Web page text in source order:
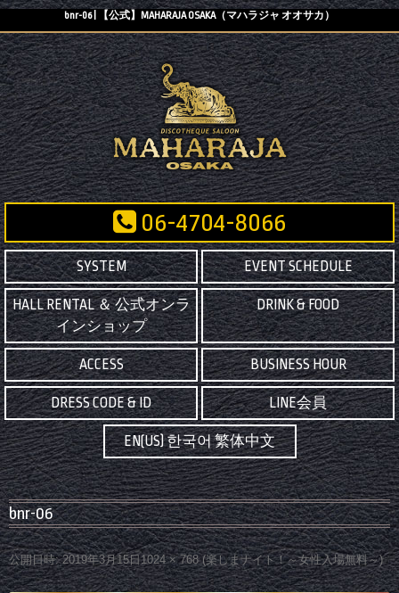
bnr-06 | 【公式】MAHARAJA OSAKA（マハラジャ オオサカ）
06-4704-8066
SYSTEM EVENT SCHEDULE
HALL RENTAL ＆ 公式オンラ
インショップ
DRINK & FOOD
ACCESS BUSINESS HOUR
DRESS CODE & ID LINE会員
EN(US) 한국어 繁体中文
bnr-06
公開日時: 2019年3月15日1024 × 768(楽しまナイト！～女性入場無料～)